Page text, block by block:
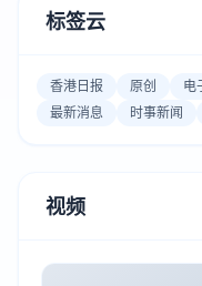
标签云
香港日报 原创 电
最新消息
时事新闻
视频